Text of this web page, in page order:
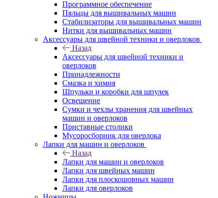
Программное обеспечение
Пяльцы для вышивальных машин
Стабилизаторы для вышивальных машин
Нитки для вышивальных машин
Аксессуары для швейной техники и оверлоков
Назад
Аксессуары для швейной техники и
оверлоков
Принадлежности
Смазка и химия
Шпульки и коробки для шпулек
Освещение
Сумки и чехлы хранения для швейных
машин и оверлоков
Приставные столики
Мусоросборник для оверлока
Лапки для машин и оверлоков
Назад
Лапки для машин и оверлоков
Лапки для швейных машин
Лапки для плоскошовных машин
Лапки для оверлоков